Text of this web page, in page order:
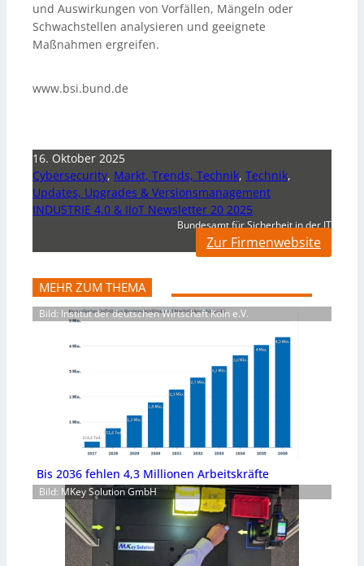
und Auswirkungen von Vorfällen, Mängeln oder
Schwachstellen analysieren und geeignete
Maßnahmen ergreifen.
www.bsi.bund.de
16. Oktober 2025
Cybersecurity, Markt, Trends, Technik, Technik,
Updates, Upgrades & Versionsmanagement
INDUSTRIE 4.0 & IIoT Newsletter 20 2025
Bundesamt für Sicherheit in der IT
Zur Firmenwebsite
MEHR ZUM THEMA
Bild: Institut der deutschen Wirtschaft Köln e.V.
Bis 2036 fehlen 4,3 Millionen Arbeitskräfte
Bild: MKey Solution GmbH